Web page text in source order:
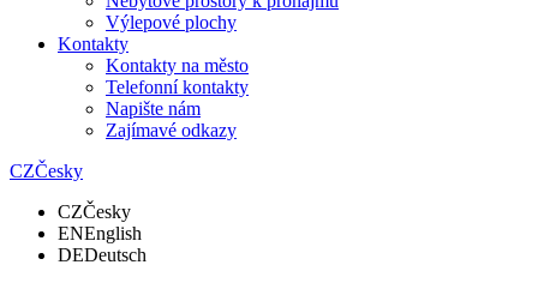
Výlepové plochy
Kontakty
Kontakty na město
Telefonní kontakty
Napište nám
Zajímavé odkazy
CZČesky
CZČesky
ENEnglish
DEDeutsch